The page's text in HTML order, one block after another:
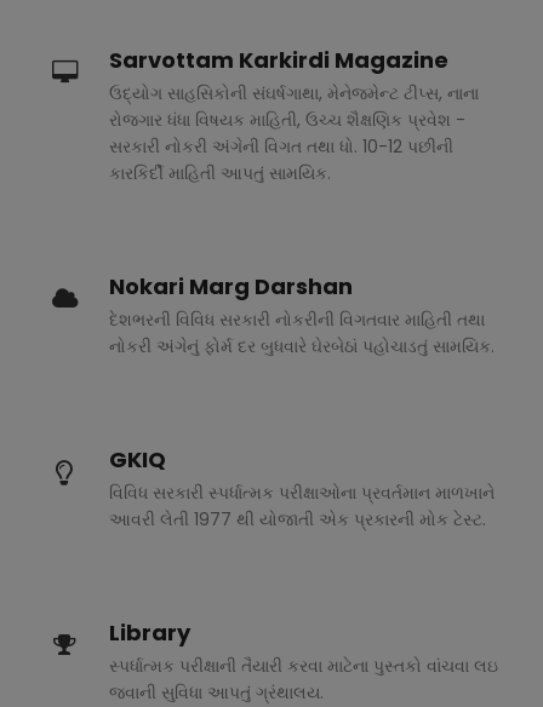
Sarvottam Karkirdi Magazine
ઉદ્યોગ સાહસિકોની સંઘર્ષગાથા, મેનેજમેન્ટ ટીપ્સ, નાના
રોજગાર ધંધા વિષયક માહિતી, ઉચ્ચ શૈક્ષણિક પ્રવેશ -
સરકારી નોકરી અંગેની વિગત તથા ધો. 10-12 પછીની
કારકિર્દી માહિતી આપતું સામયિક.
Nokari Marg Darshan
દેશભરની વિવિધ સરકારી નોકરીની વિગતવાર માહિતી તથા
નોકરી અંગેનું ફોર્મ દર બુધવારે ઘેરબેઠાં પહોચાડતું સામયિક.
GKIQ
વિવિધ સરકારી સ્પર્ધાત્મક પરીક્ષાઓના પ્રવર્તમાન માળખાને
આવરી લેતી 1977 થી યોજાતી એક પ્રકારની મોક ટેસ્ટ.
Library
સ્પર્ધાત્મક પરીક્ષાની તૈયારી કરવા માટેના પુસ્તકો વાંચવા લઇ
જવાની સુવિધા આપતું ગ્રંથાલય.